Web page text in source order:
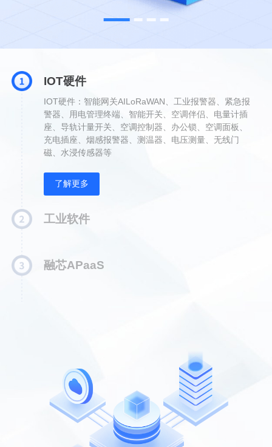
服务支持
IOT硬件
IOT硬件：智能网关
警器、用电管理终端、智能开